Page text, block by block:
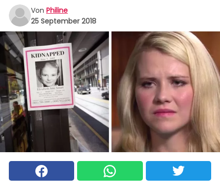
Von Philine
25 September 2018